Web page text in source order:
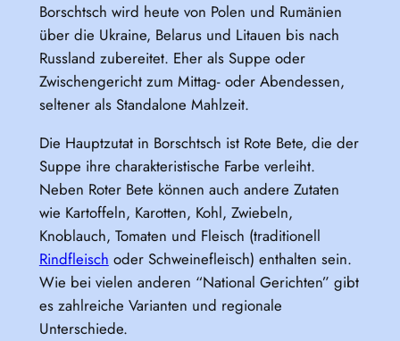
Borschtsch wird heute von Polen und Rumänien
über die Ukraine, Belarus und Litauen bis nach
Russland zubereitet. Eher als Suppe oder
Zwischengericht zum Mittag- oder Abendessen,
seltener als Standalone Mahlzeit.
Die Hauptzutat in Borschtsch ist Rote Bete, die der
Suppe ihre charakteristische Farbe verleiht.
Neben Roter Bete können auch andere Zutaten
wie Kartoffeln, Karotten, Kohl, Zwiebeln,
Knoblauch, Tomaten und Fleisch (traditionell
Rindfleisch oder Schweinefleisch) enthalten sein.
Wie bei vielen anderen “National Gerichten” gibt
es zahlreiche Varianten und regionale
Unterschiede.